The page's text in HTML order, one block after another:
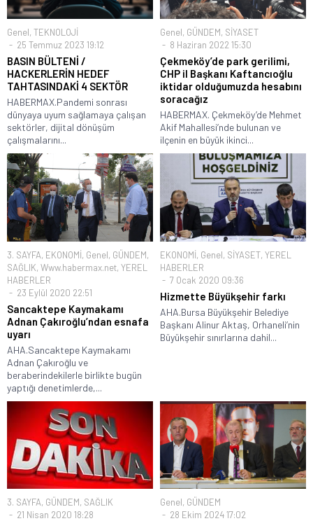
Genel, TEKNOLOJİ
25 Temmuz 2023 19:12
BASIN BÜLTENİ /
HACKERLERİN HEDEF
TAHTASINDAKİ 4 SEKTÖR
HABERMAX.Pandemi sonrası
dünyaya uyum sağlamaya çalışan
sektörler, dijital dönüşüm
çalışmalarını...
Genel, GÜNDEM, SİYASET
8 Haziran 2022 15:30
Çekmeköy’de park gerilimi,
CHP il Başkanı Kaftancıoğlu
iktidar olduğumuzda hesabını
soracağız
HABERMAX. Çekmeköy’de Mehmet
Akif Mahallesi’nde bulunan ve
ilçenin en büyük ikinci...
3. SAYFA, EKONOMİ, Genel, GÜNDEM,
SAĞLIK, Www.habermax.net, YEREL
HABERLER
23 Eylül 2020 22:51
Sancaktepe Kaymakamı
Adnan Çakıroğlu’ndan esnafa
uyarı
AHA.Sancaktepe Kaymakamı
Adnan Çakıroğlu ve
beraberindekilerle birlikte bugün
yaptığı denetimlerde,...
EKONOMİ, Genel, SİYASET, YEREL
HABERLER
7 Ocak 2020 09:36
Hizmette Büyükşehir farkı
AHA.Bursa Büyükşehir Belediye
Başkanı Alinur Aktaş, Orhaneli’nin
Büyükşehir sınırlarına dahil...
3. SAYFA, GÜNDEM, SAĞLIK
21 Nisan 2020 18:28
Genel, GÜNDEM
28 Ekim 2024 17:02